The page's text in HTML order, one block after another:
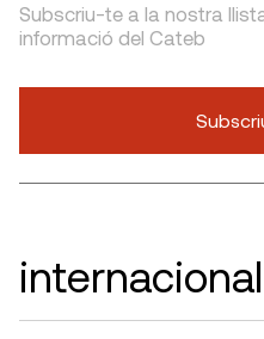
Subscriu-te a la nostra
informació del Cateb